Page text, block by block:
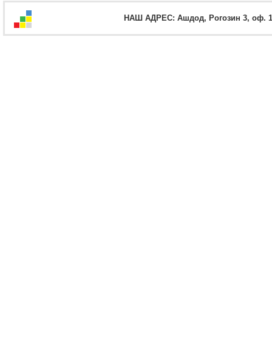
НАШ АДРЕС: Ашдод, Рогозин 3, оф. 12,